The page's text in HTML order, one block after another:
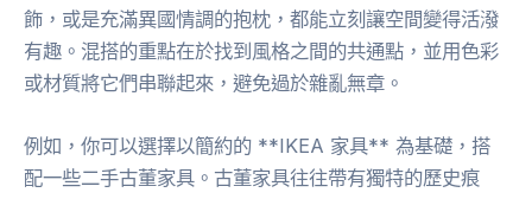
飾，或是充滿異國情調的抱枕，都能立刻讓空間變得活潑
有趣。混搭的重點在於找到風格之間的共通點，並用色彩
或材質將它們串聯起來，避免過於雜亂無章。
例如，你可以選擇以簡約的 **IKEA 家具** 為基礎，搭
配一些二手古董家具。古董家具往往帶有獨特的歷史痕